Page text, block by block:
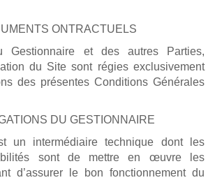
ONTRACTUELS
Gestionnaire et des autres Parties,
du Site sont régies exclusivement
des présentes Conditions Générales
DU GESTIONNAIRE
un intermédiaire technique dont les
sont de mettre en œuvre les
d’assurer le bon fonctionnement du